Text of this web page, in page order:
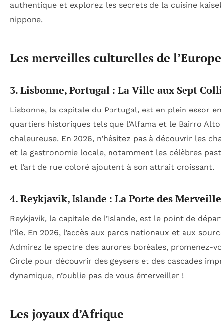
authentique et explorez les secrets de la cuisine
nippone.
Les merveilles culturelles de l’Europe
3. Lisbonne, Portugal : La Ville aux Sept
Lisbonne, la capitale du Portugal, est en plein essor
quartiers historiques tels que l’Alfama et le Bairro
chaleureuse. En 2026, n’hésitez pas à découvrir les
et la gastronomie locale, notamment les célèbres
et l’art de rue coloré ajoutent à son attrait croissant.
4. Reykjavik, Islande : La Porte des
Reykjavik, la capitale de l’Islande, est le point de
l’île. En 2026, l’accès aux parcs nationaux et aux
Admirez le spectre des aurores boréales, promenez-
Circle pour découvrir des geysers et des cascades
dynamique, n’oublie pas de vous émerveiller !
Les joyaux d’Afrique